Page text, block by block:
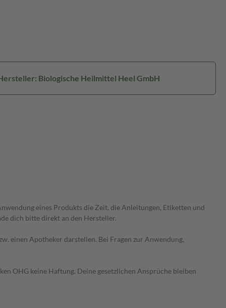
Biologische Heilmittel Heel GmbH
eines Produkts die Zeit, die Anleitungen, Etiketten und
dich bitte direkt an den Hersteller.
einen Apotheker darstellen. Bei Fragen zur Anwendung,
OHG keine Haftung. Deine gesetzlichen Ansprüche bleiben